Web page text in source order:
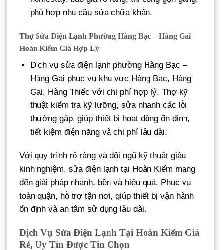
phù hợp nhu cầu sửa chữa khẩn.
Thợ Sửa Điện Lạnh Phường Hàng Bạc – Hàng Gai
Hoàn Kiếm Giá Hợp Lý
Dịch vụ sửa điện lạnh phường Hàng Bạc –
Hàng Gai phục vụ khu vực Hàng Bạc, Hàng
Gai, Hàng Thiếc với chi phí hợp lý. Thợ kỹ
thuật kiểm tra kỹ lưỡng, sửa nhanh các lỗi
thường gặp, giúp thiết bị hoạt động ổn định,
tiết kiệm điện năng và chi phí lâu dài.
Với quy trình rõ ràng và đội ngũ kỹ thuật giàu
kinh nghiệm, sửa điện lạnh tại Hoàn Kiếm mang
đến giải pháp nhanh, bền và hiệu quả. Phục vụ
toàn quận, hỗ trợ tận nơi, giúp thiết bị vận hành
ổn định và an tâm sử dụng lâu dài.
Dịch Vụ Sửa Điện Lạnh Tại Hoàn Kiếm Giá
Rẻ, Uy Tín Được Tin Chọn